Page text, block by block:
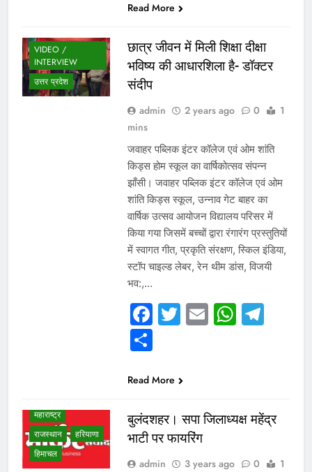
Read More
VIDEO /
INTERVIEW
उत्तर प्रदेश
छात्र जीवन में मिली शिक्षा दीक्षा
भविष्य की आधारशिला है- डॉक्टर
संदीप
admin 2 years ago 0
1
mins
जवाहर पब्लिक इंटर कॉलेज एवं ओम शांति
किड्स होम स्कूल का वार्षिकोत्सव संपन्न
झाँसी। जवाहर पब्लिक इंटर कॉलेज एवं ओम
शांति किड्स स्कूल, उन्नाव गेट बाहर का
वार्षिक उत्सव आयोजन विद्यालय परिसर में
किया गया जिसमें बच्चों द्वारा रंगारंग प्रस्तुतियों
में स्वागत गीत, प्रकृति संरक्षण, स्किल इंडिया,
स्टॉप चाइल्ड लेबर, रेन थीम डांस, विजयी
भव:,…
Facebook
Twitter
Email
Share
Read More
महाराष्ट्र
राजस्थान
हरियाणा
हिमाचल
बुलंदशहर। सपा जिलाध्यक्ष महेंद्र
भाटी पर फायरिंग
admin 3 years ago 0
1